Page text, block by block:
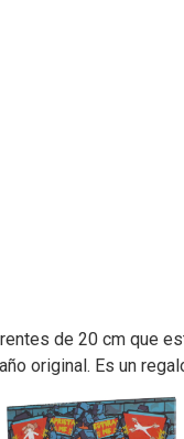
de 20 cm que
original. Es un